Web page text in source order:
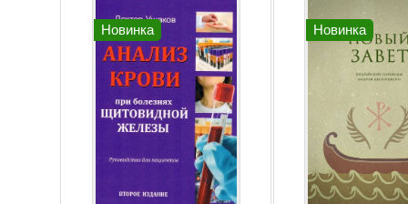
Новинка Новинка